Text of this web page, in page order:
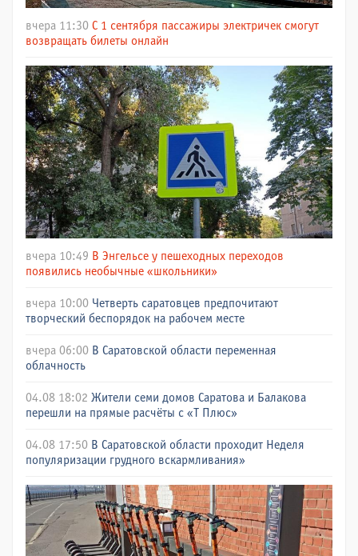
вчера 11:30 С 1 сентября пассажиры электричек смогут
возвращать билеты онлайн
вчера 10:49 В Энгельсе у пешеходных переходов
появились необычные «школьники»
вчера 10:00 Четверть саратовцев предпочитают
творческий беспорядок на рабочем месте
вчера 06:00 В Саратовской области переменная
облачность
04.08 18:02 Жители семи домов Саратова и Балакова
перешли на прямые расчёты с «Т Плюс»
04.08 17:50 В Саратовской области проходит Неделя
популяризации грудного вскармливания»